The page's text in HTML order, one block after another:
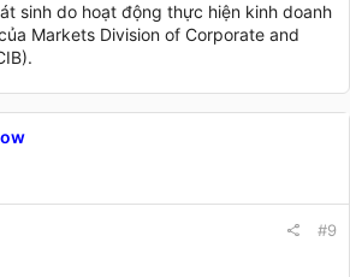
sinh do hoạt động thực hiện kinh doanh
Markets Division of Corporate and
#9